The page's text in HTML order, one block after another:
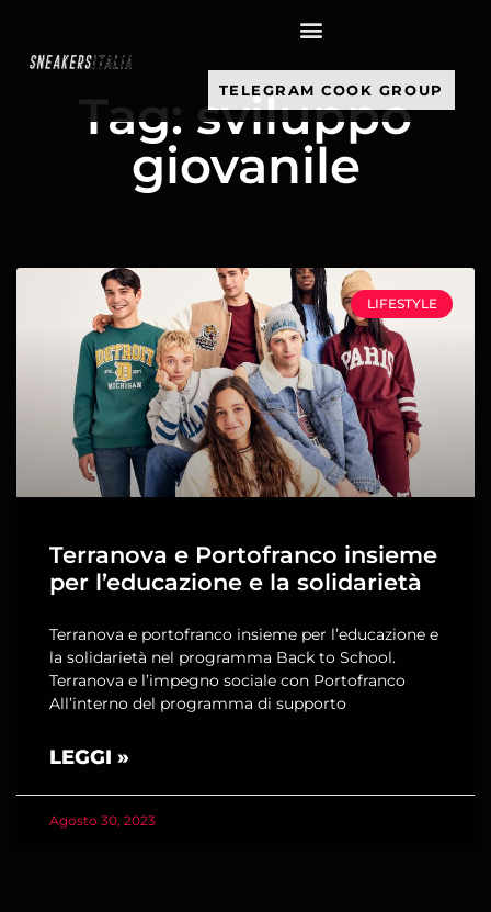
TELEGRAM COOK GROUP
Tag: sviluppo
giovanile
LIFESTYLE
Terranova e Portofranco insieme
per l’educazione e la solidarietà
Terranova e portofranco insieme per l’educazione e
la solidarietà nel programma Back to School.
Terranova e l’impegno sociale con Portofranco
All’interno del programma di supporto
LEGGI »
Agosto 30, 2023